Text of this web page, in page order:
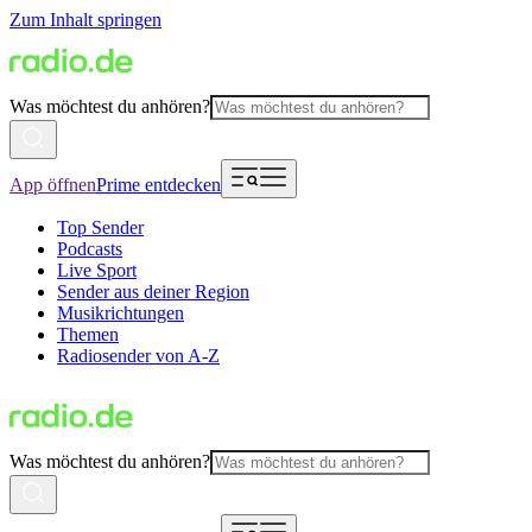
Zum Inhalt springen
Was möchtest du anhören?
App öffnenPrime entdecken
Top Sender
Podcasts
Live Sport
Sender aus deiner Region
Musikrichtungen
Themen
Radiosender von A-Z
Was möchtest du anhören?